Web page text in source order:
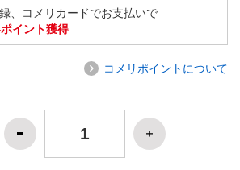
、コメリカードでお支払いで
イント獲得
コメリポイントについて